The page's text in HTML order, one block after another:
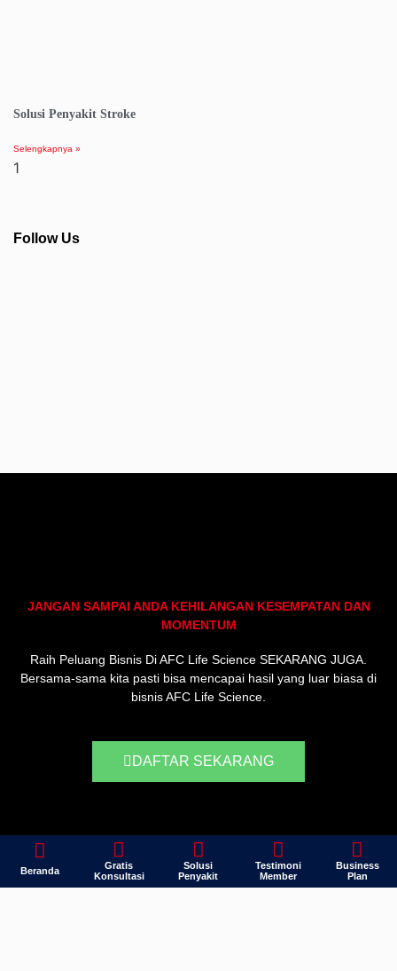
Solusi Penyakit Stroke
Selengkapnya »
Follow Us
JANGAN SAMPAI ANDA KEHILANGAN KESEMPATAN DAN
MOMENTUM
Raih Peluang Bisnis Di AFC Life Science SEKARANG JUGA.
Bersama-sama kita pasti bisa mencapai hasil yang luar biasa di
bisnis AFC Life Science.
DAFTAR SEKARANG
Beranda
Gratis
Konsultasi
Solusi
Penyakit
Testimoni
Member
Business
Plan